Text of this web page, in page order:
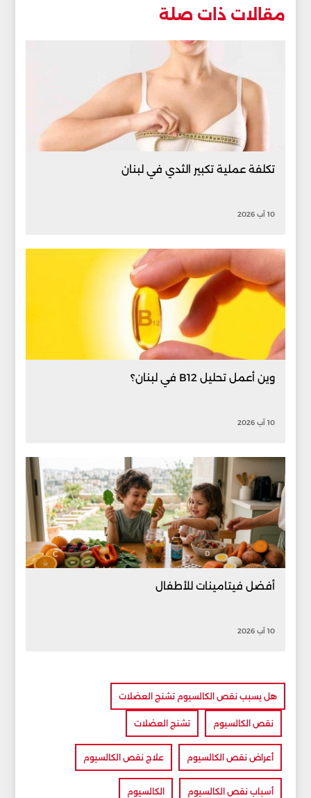
مقالات ذات صلة
تكلفة عملية تكبير الثدي في لبنان
10 آب 2026
وين أعمل تحليل B12 في لبنان؟
10 آب 2026
أفضل فيتامينات للأطفال
10 آب 2026
هل يسبب نقص الكالسيوم تشنج العضلات
نقص الكالسيوم تشنج العضلات
أعراض نقص الكالسيوم علاج نقص الكالسيوم
أسباب نقص الكالسيوم الكالسيوم